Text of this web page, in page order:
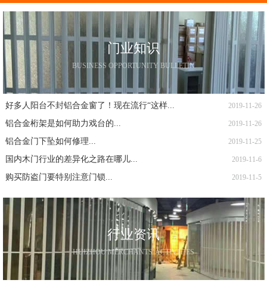
可安装使用。可……
门业知识
BUSINESS OPPORTUNITY BULLETIN
好多人阳台不封铝合金窗了！现在流行“这样... 2019-11-26
铝合金桁架是如何助力戏台的... 2019-11-26
铝合金门下坠如何修理... 2019-11-25
国内木门行业的差异化之路在哪儿... 2019-11-6
购买防盗门要特别注意门锁... 2019-11-5
行业资讯
HUIZHOU MERCHANTS' ACTIVITIES